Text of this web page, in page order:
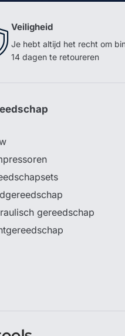
Veiligheid
Je hebt altijd het recht om
14 dagen te retoureren
gereedschap